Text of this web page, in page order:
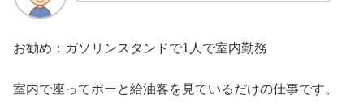
お勧め：ガソリンスタンドで1人で室内勤務
室内で座ってボーと給油客を見ているだけの仕事です。